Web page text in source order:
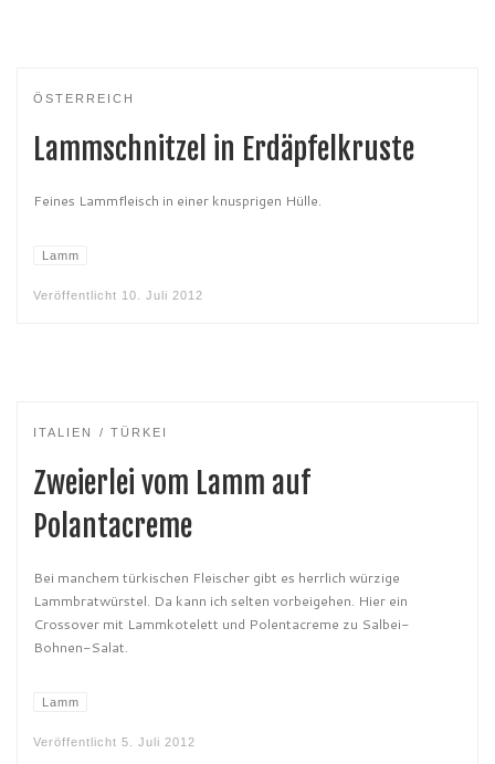
ÖSTERREICH
Lammschnitzel in Erdäpfelkruste
Feines Lammfleisch in einer knusprigen Hülle.
Lamm
Veröffentlicht 10. Juli 2012
ITALIEN TÜRKEI
Zweierlei vom Lamm auf
Polantacreme
Bei manchem türkischen Fleischer gibt es herrlich würzige
Lammbratwürstel. Da kann ich selten vorbeigehen. Hier ein
Crossover mit Lammkotelett und Polentacreme zu Salbei-
Bohnen-Salat.
Lamm
Veröffentlicht 5. Juli 2012